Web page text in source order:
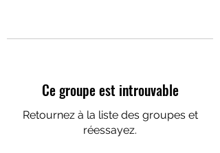
Ce groupe est introuvable
Retournez à la liste des groupes et
réessayez.